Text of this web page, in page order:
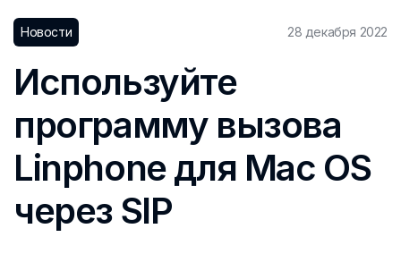
Новости 28 декабря 2022
Используйте
программу вызова
Linphone для Mac OS
через SIP